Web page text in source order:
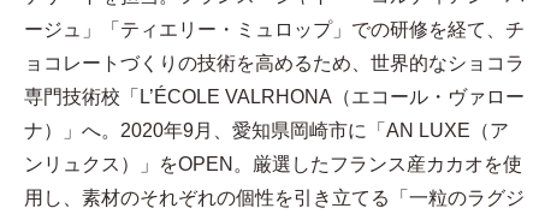
ージュ」「ティエリー・ミュロップ」での研修を経て、チ
ョコレートづくりの技術を高めるため、世界的なショコラ
専門技術校「L’ÉCOLE VALRHONA（エコール・ヴァロー
ナ）」へ。2020年9月、愛知県岡崎市に「AN LUXE（ア
ンリュクス）」をOPEN。厳選したフランス産カカオを使
用し、素材のそれぞれの個性を引き立てる「一粒のラグジ